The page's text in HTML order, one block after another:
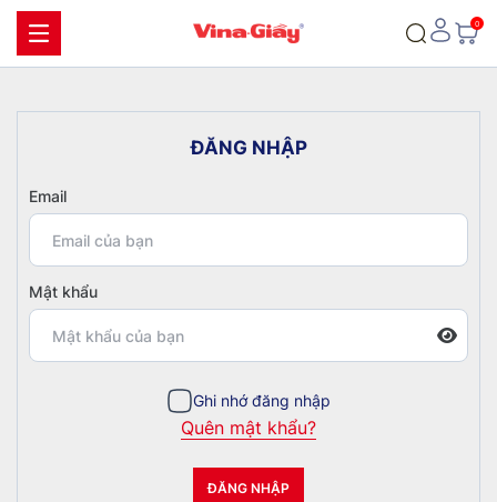
ĐĂNG NHẬP
Email
Mật khẩu
Ghi nhớ đăng nhập
Quên mật khẩu?
ĐĂNG NHẬP